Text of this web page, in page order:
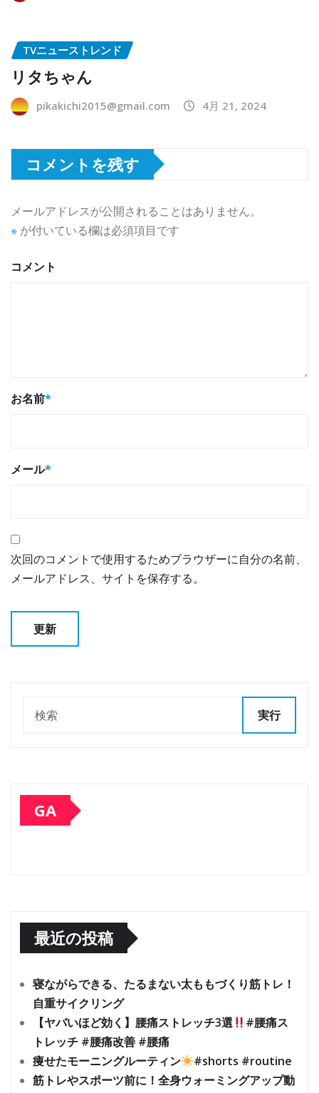
TVニューストレンド
リタちゃん
pikakichi2015@gmail.com 4月 21, 2024
コメントを残す
メールアドレスが公開されることはありません。
※ が付いている欄は必須項目です
コメント
お名前*
メール*
次回のコメントで使用するためブラウザーに自分の名前、
メールアドレス、サイトを保存する。
実行
GA
最近の投稿
寝ながらできる、たるまない太ももづくり筋トレ！
自重サイクリング
【ヤバいほど効く】腰痛ストレッチ3選
#腰痛ス
トレッチ #腰痛改善 #腰痛
痩せたモーニングルーティン
#shorts #routine
筋トレやスポーツ前に！全身ウォーミングアップ動